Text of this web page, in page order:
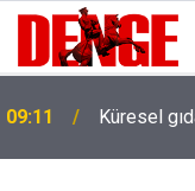
09:11 Küresel